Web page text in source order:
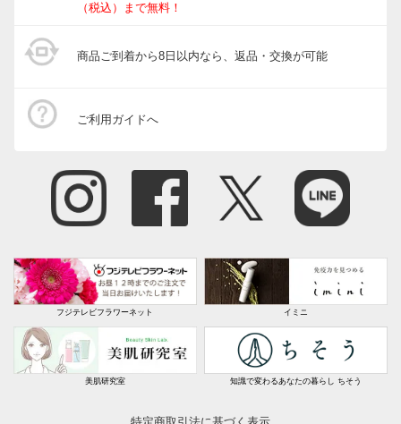
（税込）まで無料！
商品ご到着から8日以内なら、返品・交換が可能
ご利用ガイドへ
フジテレビフラワーネット イミニ
美肌研究室 知識で変わるあなたの暮らし ちそう